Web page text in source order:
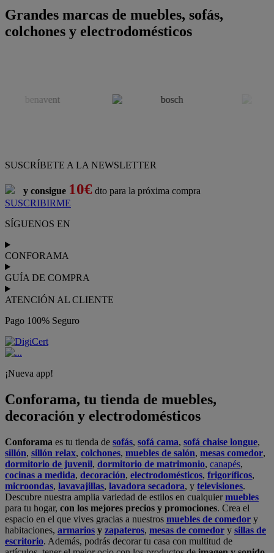
Grandes marcas de muebles, sofás,
colchones y electrodomésticos
SUSCRÍBETE A LA NEWSLETTER
y consigue 10€ dto para la próxima compra
SUSCRIBIRME
SÍGUENOS EN
CONFORAMA
GUÍA DE COMPRA
ATENCIÓN AL CLIENTE
Pago 100% Seguro
¡Nueva app!
Conforama, tu tienda de muebles,
decoración y electrodomésticos
Conforama es tu tienda de sofás, sofá cama, sofá chaise longue,
sillón, sillón relax, colchones, muebles de salón, mesas comedor,
dormitorio de juvenil, dormitorio de matrimonio, canapés,
cocinas a medida, decoración, electrodomésticos, frigoríficos,
microondas, lavavajillas, lavadora secadora, y televisiones.
Descubre nuestra amplia variedad de estilos en cualquiermuebles
para tu hogar, con los mejores precios y promociones. Crea el
espacio en el que vives gracias a nuestros muebles de comedor y
habitaciones, armarios y zapateros, mesas de comedor y sillas de
escritorio. Además, podrás decorar tu casa con multitud de